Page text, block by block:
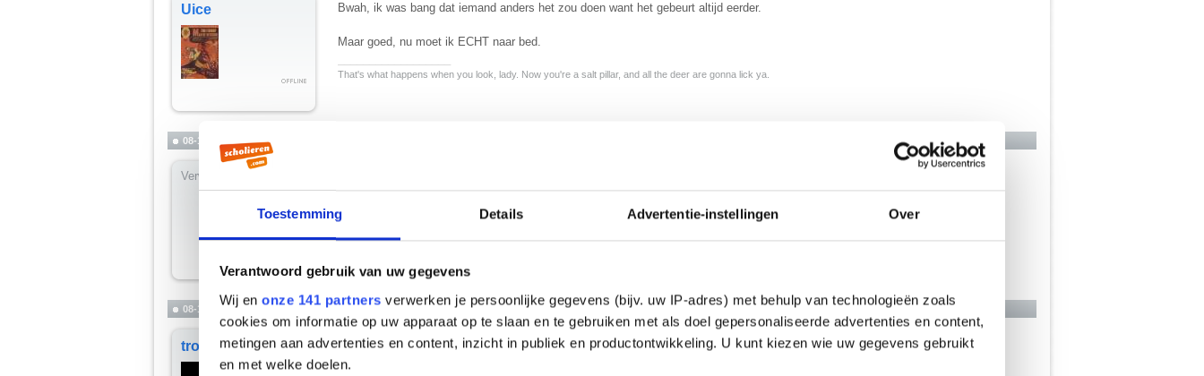
Toestemming Details Advertentie-instellingen Over
Verantwoord gebruik van uw gegevens
Wij en onze 141 partners verwerken je persoonlijke gegevens (bijv. uw IP-adres) met behulp van technologieën zoals
cookies om informatie op uw apparaat op te slaan en te gebruiken met als doel gepersonaliseerde advertenties en content,
metingen aan advertenties en content, inzicht in publiek en productontwikkeling. U kunt kiezen wie uw gegevens gebruikt
en met welke doelen.
Uice Bwah, ik was bang dat iemand anders het zou doen want het gebeurt altijd eerder.
Maar goed, nu moet ik ECHT naar bed.
That's what happens when you look, lady. Now you're a salt pillar, and all the deer are gonna lick ya.
08-10-2007, 00:21
Verwijderd
(maar toch stel ik me jou zo voor. geen idee waarom eigenlijk... sorry
)
08-10-2007, 00:22
trophus
Julius, heb je geen baardgroei?
Je deed letterlijk niets aan je uiterlijk voor de spiegel zei je nl.